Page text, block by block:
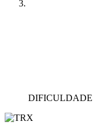
DIFICULDADE